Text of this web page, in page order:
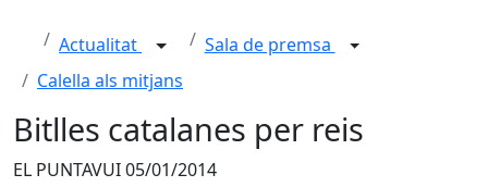
Actualitat
Sala de premsa
Calella als mitjans
Bitlles catalanes per reis
EL PUNTAVUI 05/01/2014